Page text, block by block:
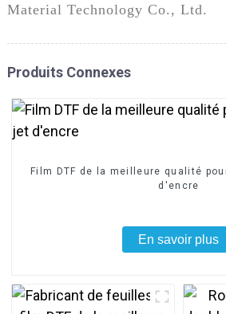
Material Technology Co., Ltd.
Produits Connexes
Film DTF de la meilleure qualité
d'encre
En savoir plus